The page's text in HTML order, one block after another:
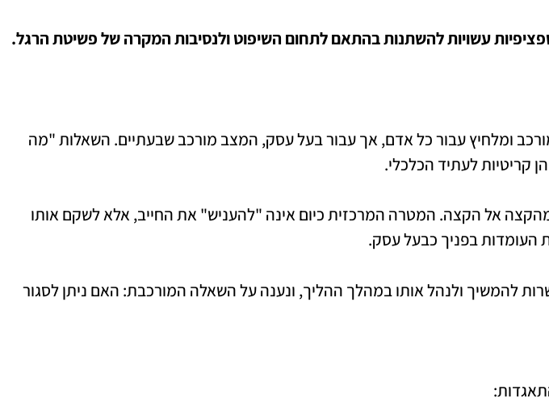
עשויות להשתנות בהתאם לתחום השיפוט ולנסיבות המקרה של פשיטת הרגל.
ומלחיץ עבור כל אדם, אך עבור בעל עסק, המצב מורכב שבעתיים. השאלות "מה
קריטיות לעתיד הכלכלי.
שנכנס לתוקף בשנת 2019, שינה את הגישה מהקצה אל הקצה. המטרה המרכזית כיום אינה "להעניש" את החייב, אלא לשקם אותו
העומדות בפניך כבעל עסק.
להמשיך ולנהל אותו במהלך ההליך, ונענה על השאלה המורכבת: האם ניתן לסגור